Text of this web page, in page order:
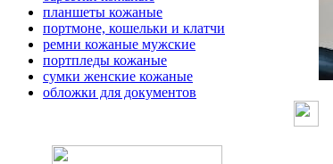
планшеты кожаные
портмоне, кошельки и клатчи
ремни кожаные мужские
портпледы кожаные
сумки женские кожаные
обложки для документов